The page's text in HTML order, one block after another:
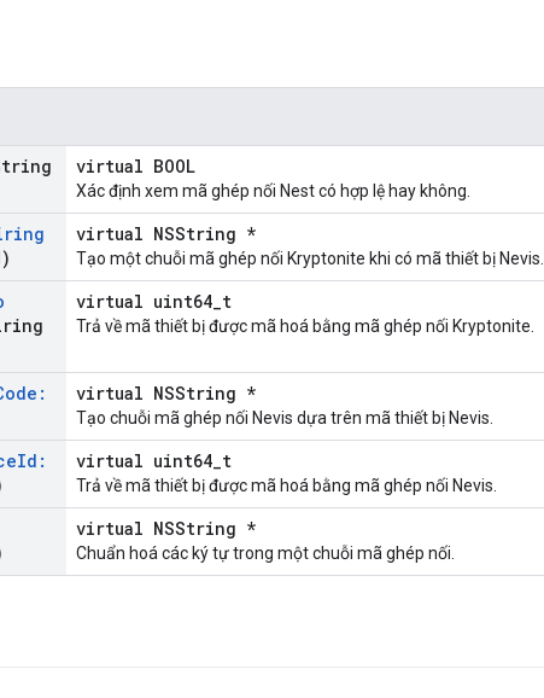
virtual BOOL
Xác định xem mã ghép nối Nest có hợp lệ hay không.
virtual NSString *
Tạo một chuỗi mã ghép nối Kryptonite khi có mã thiết bị Nevis.
virtual uint64_t
Trả về mã thiết bị được mã hoá bằng mã ghép nối Kryptonite.
virtual NSString *
Tạo chuỗi mã ghép nối Nevis dựa trên mã thiết bị Nevis.
Id:
virtual uint64_t
Trả về mã thiết bị được mã hoá bằng mã ghép nối Nevis.
virtual NSString *
Chuẩn hoá các ký tự trong một chuỗi mã ghép nối.